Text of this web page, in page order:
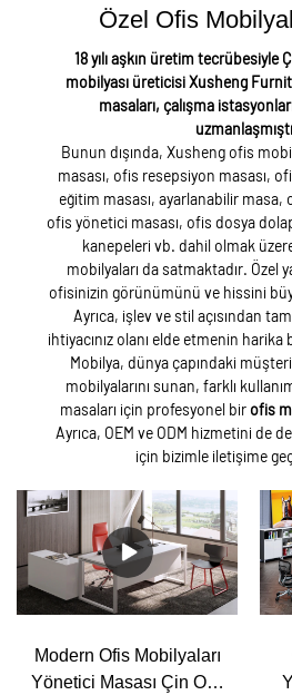
Özel Ofis
18 yılı aşkın üretim tecrübesiyle
mobilyası üreticisi Xusheng
masaları, çalışma
Bunun dışında, Xusheng ofis
masası, ofis resepsiyon masası,
eğitim masası, ayarlanabilir masa,
ofis yönetici masası, ofis dosya
kanepeleri vb. dahil olmak
mobilyaları da satmaktadır. Özel
ofisinizin görünümünü ve hissini
Ayrıca, işlev ve stil açısından
ihtiyacınız olanı elde etmenin
Mobilya, dünya çapındaki
mobilyalarını sunan, farklı
masaları için profesyonel birofis
Ayrıca, OEM ve ODM hizmetini de
için bizimle iletişime
Modern Ofis Mobilyaları
Yönetici Masası Çin Ofis